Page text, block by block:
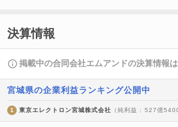
決算情報
掲載中の合同会社エムアンドの決算情報は
宮城県の企業利益ランキング公開中
1 東京エレクトロン宮城株式会社 （純利益 : 527億